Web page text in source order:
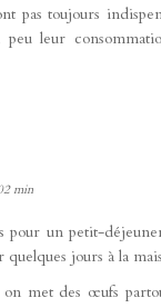
pas toujours
leur
min
pour un petit-
jours à la
met des œufs